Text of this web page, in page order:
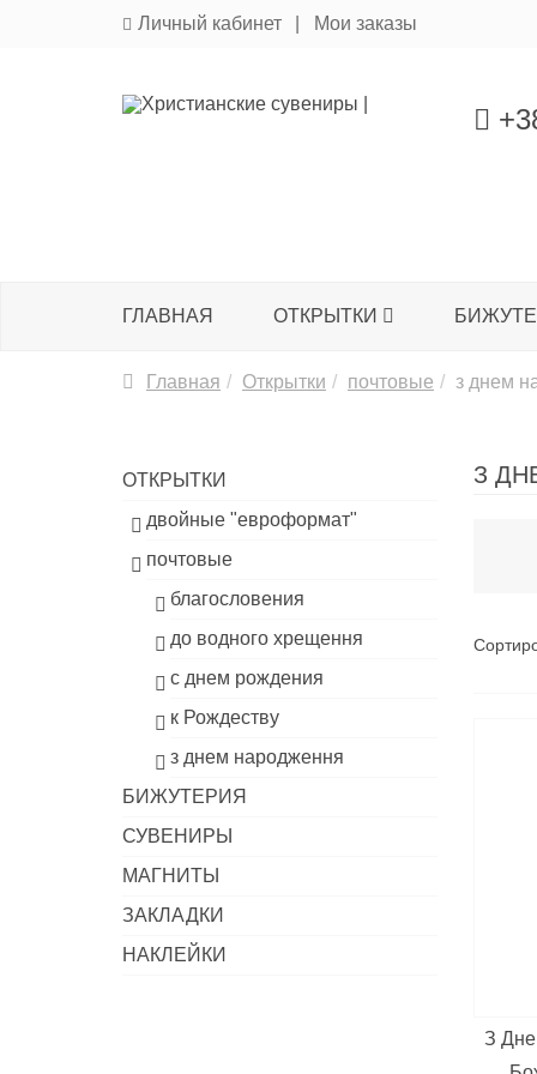
Личный кабинет Мои заказы
ГЛАВНАЯ ОТКРЫТКИ
Главная Открытки почтовые з днем
З
З
ОТКРЫТКИ
двойные "евроформат"
почтовые
благословения
до водного хрещення
с днем рождения
к Рождеству
з днем народження
БИЖУТЕРИЯ
СУВЕНИРЫ
МАГНИТЫ
ЗАКЛАДКИ
НАКЛЕЙКИ